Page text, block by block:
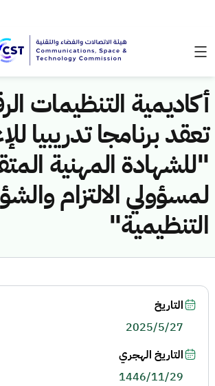
أكاديمية التنظيمات
تعقد برنامجا تدريبيا
"للشهادة المهنية
لمسؤولي الالتزام
التنظيمية"
التاريخ
2025/5/27
التاريخ الهجري
1446/11/29